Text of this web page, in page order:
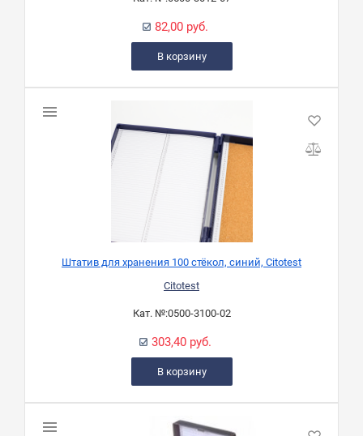
82,00 руб.
В корзину
Штатив для хранения 100 стёкол, синий, Citotest
Citotest
Кат. №:0500-3100-02
303,40 руб.
В корзину